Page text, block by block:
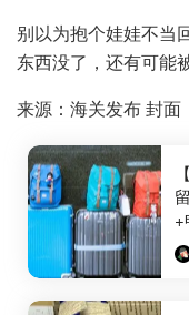
别以为抱个娃娃不当
东西没了，还有可能
来源：海关发布 封面
+